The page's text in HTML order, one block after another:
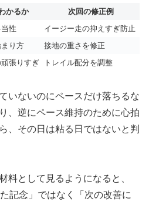
かるか
次回の修正例
性
イージー走の抑えすぎ防止
り方
接地の重さを修正
張りすぎ トレイル配分を調整
いないのにペースだけ落ちるな
、逆にペース維持のために心拍
、その日は粘る日ではないと判
料として見るようになると、
記念」ではなく「次の改善に